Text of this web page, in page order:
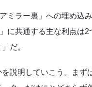
ミラー裏」への埋め込
に共通する主な利点
だ。
説明していこう。ま